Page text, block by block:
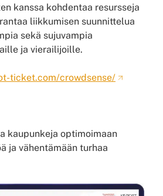
kanssa kohdentaa resursseja
liikkumisen suunnittelua
sekä sujuvampia
ja vierailijoille.
ticket.com/crowdsense/
kaupunkeja optimoimaan
ja vähentämään turhaa